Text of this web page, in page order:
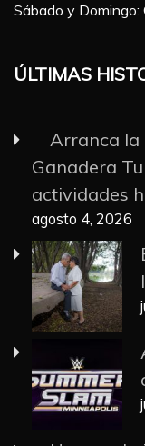
Sábado y Domingo:
ÚLTIMAS
Arranca la
Ganadera
actividades
agosto 4, 2026